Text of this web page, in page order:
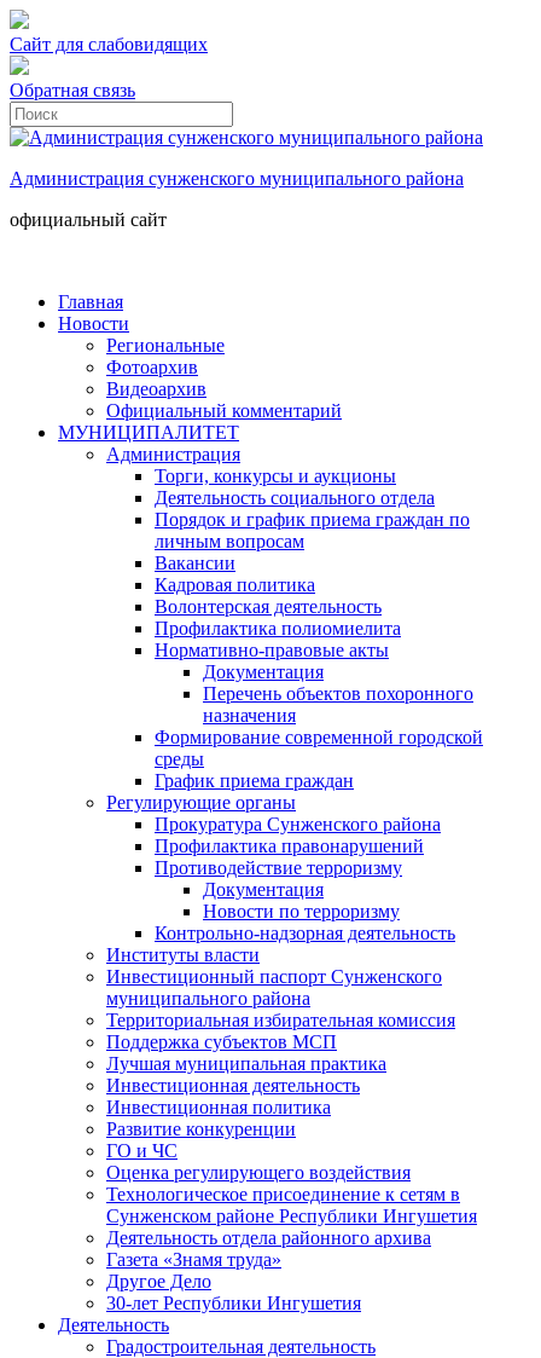
Сайт для слабовидящих
Обратная связь
Администрация сунженского муниципального района
официальный сайт
Главная
Новости
Региональные
Фотоархив
Видеоархив
Официальный комментарий
МУНИЦИПАЛИТЕТ
Администрация
Торги, конкурсы и аукционы
Деятельность социального отдела
Порядок и график приема граждан по
личным вопросам
Вакансии
Кадровая политика
Волонтерская деятельность
Профилактика полиомиелита
Нормативно-правовые акты
Документация
Перечень объектов похоронного
назначения
Формирование современной городской
среды
График приема граждан
Регулирующие органы
Прокуратура Сунженского района
Профилактика правонарушений
Противодействие терроризму
Документация
Новости по терроризму
Контрольно-надзорная деятельность
Институты власти
Инвестиционный паспорт Сунженского
муниципального района
Территориальная избирательная комиссия
Поддержка субъектов МСП
Лучшая муниципальная практика
Инвестиционная деятельность
Инвестиционная политика
Развитие конкуренции
ГО и ЧС
Оценка регулирующего воздействия
Технологическое присоединение к сетям в
Сунженском районе Республики Ингушетия
Деятельность отдела районного архива
Газета «Знамя труда»
Другое Дело
30-лет Республики Ингушетия
Деятельность
Градостроительная деятельность